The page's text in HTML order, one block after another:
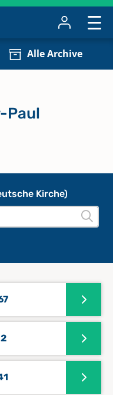
Alle Archive
Kirche)
Paul